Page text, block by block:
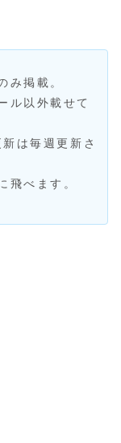
み掲載。
ル以外載せて
は毎週更新さ
飛べます。